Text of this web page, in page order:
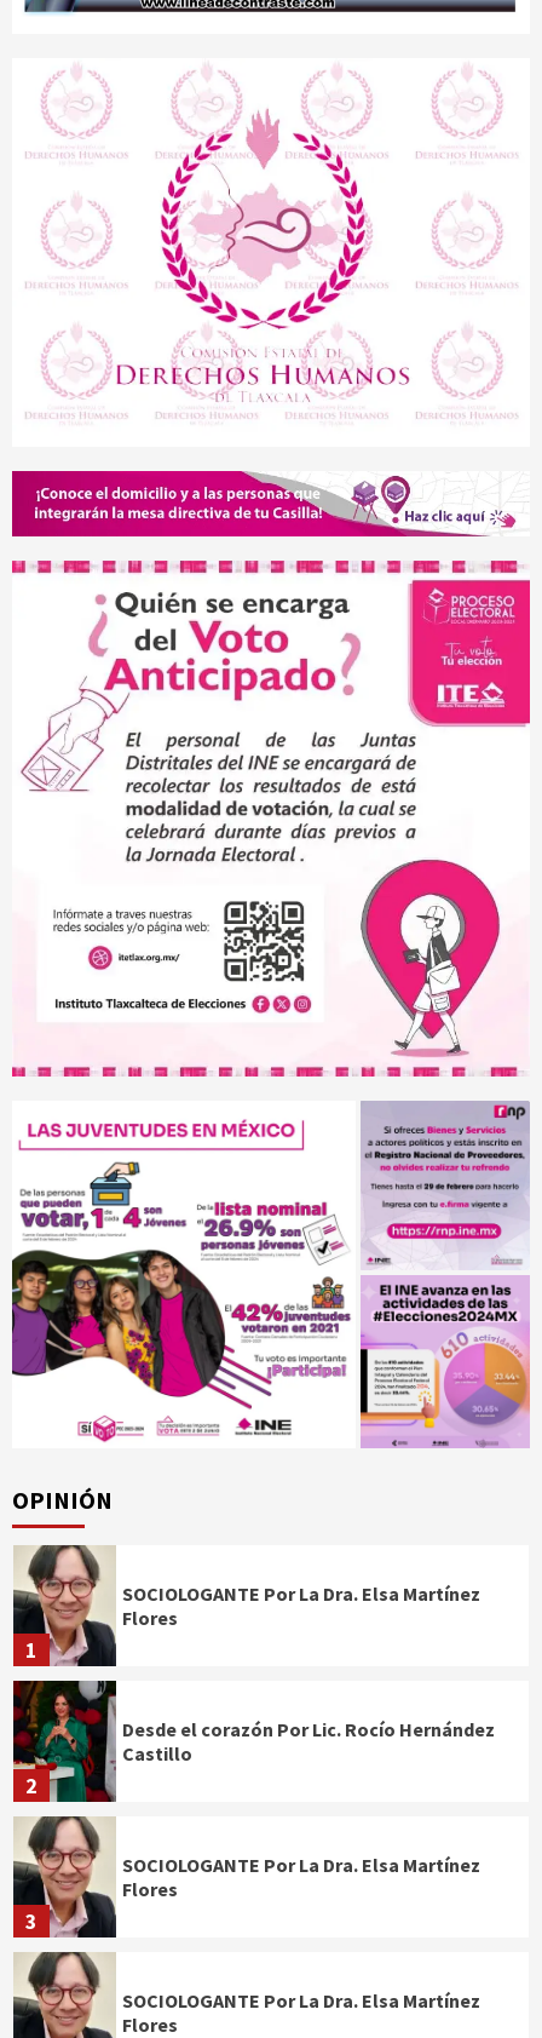
OPINIÓN
1
SOCIOLOGANTE Por La Dra. Elsa Martínez
Flores
2
Desde el corazón Por Lic. Rocío Hernández
Castillo
3
SOCIOLOGANTE Por La Dra. Elsa Martínez
Flores
SOCIOLOGANTE Por La Dra. Elsa Martínez
Flores